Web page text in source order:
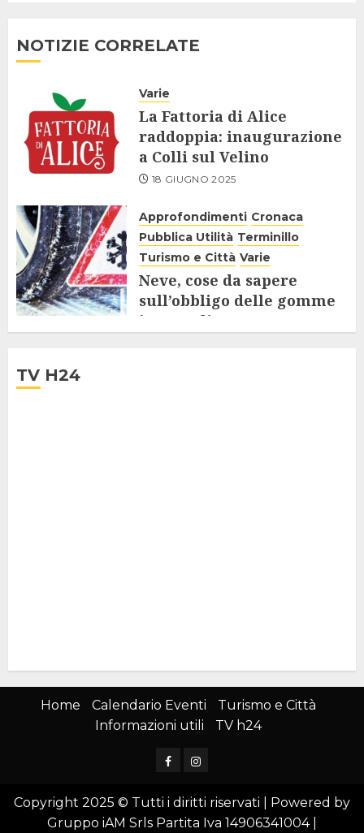
NOTIZIE CORRELATE
Varie
La Fattoria di Alice
raddoppia: inaugurazione
a Colli sul Velino
18 GIUGNO 2025
Approfondimenti Cronaca
Pubblica Utilità Terminillo
Turismo e Città Varie
Neve, cose da sapere
sull’obbligo delle gomme
invernali
TV H24
Home Calendario Eventi
Turismo e Città
Informazioni utili
TV h24
FacebookInstagram
Copyright 2025 © Tutti i diritti riservati | Powered by
Gruppo iAM Srls Partita Iva 14906341004